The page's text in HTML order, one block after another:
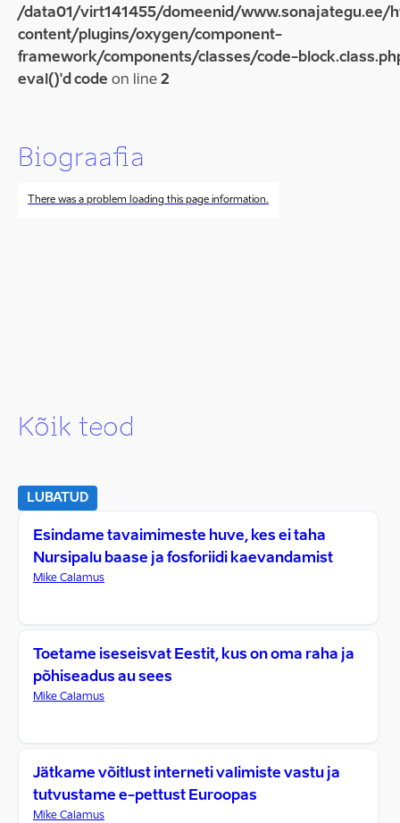
/data01/virt141455/domeenid/www.sonajategu.ee/
content/plugins/oxygen/component-
framework/components/classes/code-
eval()'d code on line 2
Biograafia
There was a problem loading this page information.
Kõik teod
LUBATUD
Esindame tavaimimeste huve, kes ei taha
Nursipalu baase ja fosforiidi kaevandamist
Mike Calamus
Toetame iseseisvat Eestit, kus on oma raha ja
põhiseadus au sees
Mike Calamus
Jätkame võitlust interneti valimiste vastu ja
tutvustame e-pettust Euroopas
Mike Calamus